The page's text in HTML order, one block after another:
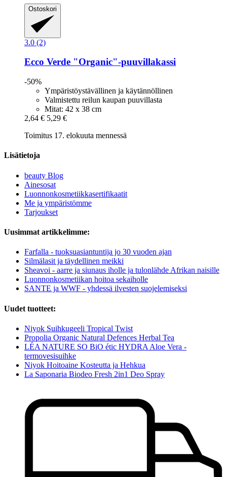
Ostoskori
3.0 (2)
Ecco Verde "Organic"-​puuvillakassi
-50%
Ympäristöystävällinen ja käytännöllinen
Valmistettu reilun kaupan puuvillasta
Mitat: 42 x 38 cm
2,64 € 5,29 €
Toimitus 17. elokuuta mennessä
Lisätietoja
beauty Blog
Ainesosat
Luonnonkosmetiikkasertifikaatit
Me ja ympäristömme
Tarjoukset
Uusimmat artikkelimme:
Farfalla - tuoksuasiantuntija jo 30 vuoden ajan
Silmälasit ja täydellinen meikki
Sheavoi - aarre ja siunaus iholle ja tulonlähde Afrikan naisille
Luonnonkosmetiikan hoitoa sekaiholle
SANTE ja WWF - yhdessä ilvesten suojelemiseksi
Uudet tuotteet:
Niyok Suihkugeeli Tropical Twist
Propolia Organic Natural Defences Herbal Tea
LÉA NATURE SO BiO étic HYDRA Aloe Vera -
termovesisuihke
Niyok Hoitoaine Kosteutta ja Hehkua
La Saponaria Biodeo Fresh 2in1 Deo Spray